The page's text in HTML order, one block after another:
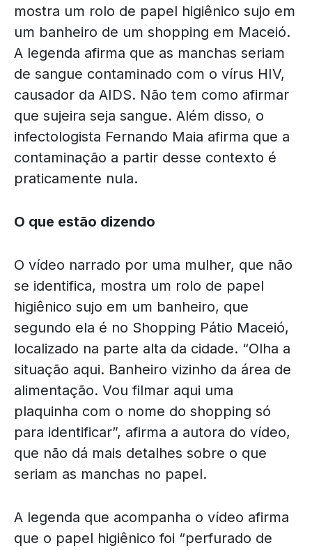
mostra um rolo de papel higiênico sujo em
um banheiro de um shopping em Maceió.
A legenda afirma que as manchas seriam
de sangue contaminado com o vírus HIV,
causador da AIDS. Não tem como afirmar
que sujeira seja sangue. Além disso, o
infectologista Fernando Maia afirma que a
contaminação a partir desse contexto é
praticamente nula.
O que estão dizendo
O vídeo narrado por uma mulher, que não
se identifica, mostra um rolo de papel
higiênico sujo em um banheiro, que
segundo ela é no Shopping Pátio Maceió,
localizado na parte alta da cidade. “Olha a
situação aqui. Banheiro vizinho da área de
alimentação. Vou filmar aqui uma
plaquinha com o nome do shopping só
para identificar”, afirma a autora do vídeo,
que não dá mais detalhes sobre o que
seriam as manchas no papel.
A legenda que acompanha o vídeo afirma
que o papel higiênico foi “perfurado de